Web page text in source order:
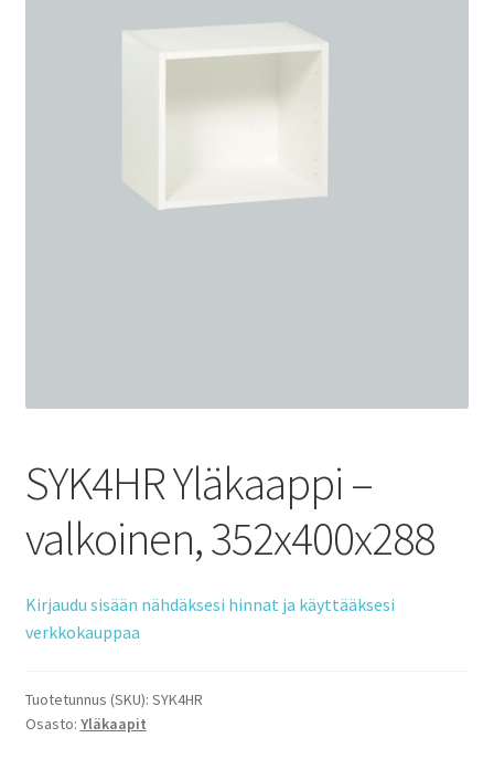
SYK4HR Yläkaappi –
valkoinen, 352x400x288
Kirjaudu sisään nähdäksesi hinnat ja käyttääksesi
verkkokauppaa
Tuotetunnus (SKU): SYK4HR
Osasto: Yläkaapit